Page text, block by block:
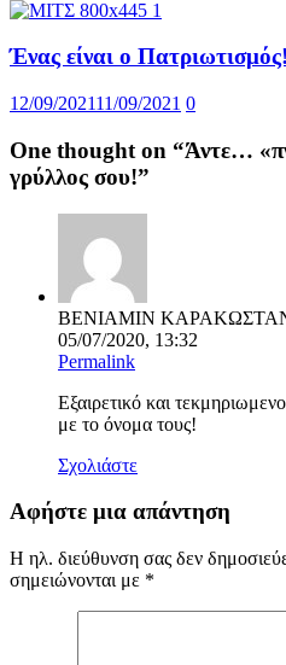
Ένας είναι ο Πατριωτισμός!
12/09/202111/09/2021 0
One thought on “Άντε…
γρύλλος σου!”
ΒΕΝΙΑΜΙΝ
05/07/2020, 13:32
Permalink
Εξαιρετικό και
με το όνομα τους!
Σχολιάστε
Αφήστε μια απάντηση
Η ηλ. διεύθυνση σας δεν
σημειώνονται με *